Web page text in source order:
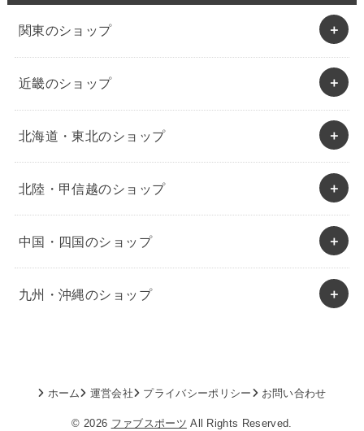
関東のショップ
近畿のショップ
北海道・東北のショップ
北陸・甲信越のショップ
中国・四国のショップ
九州・沖縄のショップ
ホーム 運営会社 プライバシーポリシー お問い合わせ
© 2026 ファブスポーツ All Rights Reserved.